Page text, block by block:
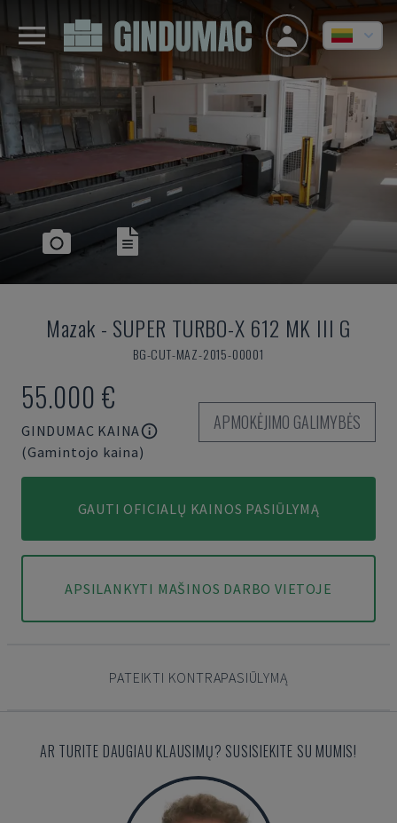
Mazak - SUPER TURBO-X 612 MK III G
BG-CUT-MAZ-2015-00001
55.000 €
GINDUMAC KAINA
(Gamintojo kaina)
APMOKĖJIMO GALIMYBĖS
GAUTI OFICIALŲ KAINOS PASIŪLYMĄ
APSILANKYTI MAŠINOS DARBO VIETOJE
PATEIKTI KONTRAPASIŪLYMĄ
AR TURITE DAUGIAU KLAUSIMŲ? SUSISIEKITE SU MUMIS!